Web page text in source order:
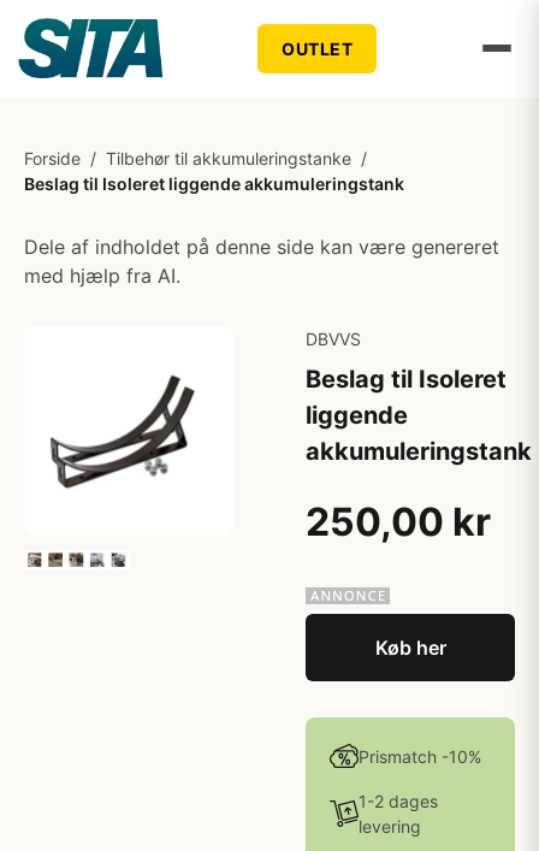
OUTLET
Forside / Tilbehør til akkumuleringstanke /
Beslag til Isoleret liggende akkumuleringstank
Dele af indholdet på denne side kan være genereret
med hjælp fra AI.
DBVVS
Beslag til Isoleret
liggende
akkumuleringstank
250,00 kr
Køb her
Prismatch -10%
1-2 dages
levering